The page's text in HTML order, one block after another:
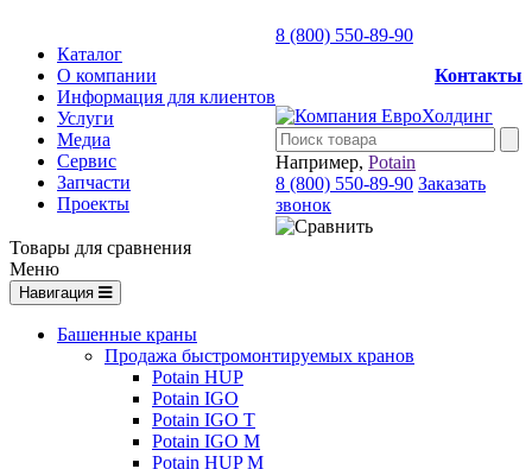
Каталог
О компании
Информация для клиентов
Услуги
Медиа
Сервис
Запчасти
Проекты
8 (800) 550-89-90
Контакты
Например, Potain
8 (800) 550-89-90 Заказать
звонок
Товары для сравнения
Меню
Навигация
Башенные краны
Продажа быстромонтируемых кранов
Potain HUP
Potain IGO
Potain IGO T
Potain IGO M
Potain HUP M